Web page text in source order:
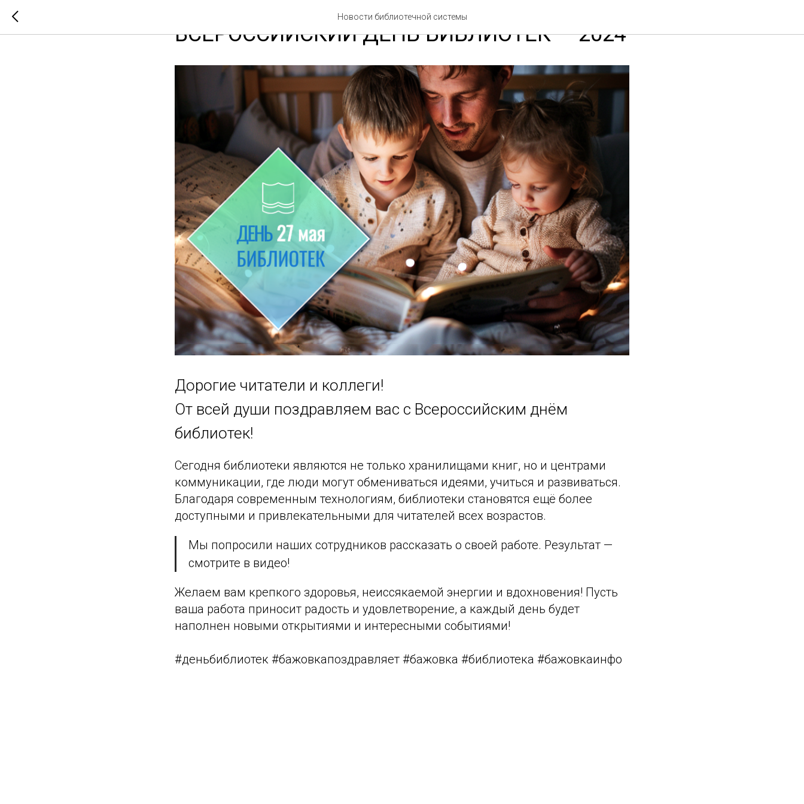
Новости библиотечной системы
ВСЕРОССИЙСКИЙ ДЕНЬ БИБЛИОТЕК — 2024
Дорогие читатели и коллеги!
От всей души поздравляем вас с Всероссийским днём
библиотек!
Сегодня библиотеки являются не только хранилищами книг, но и центрами
коммуникации, где люди могут обмениваться идеями, учиться и развиваться.
Благодаря современным технологиям, библиотеки становятся ещё более
доступными и привлекательными для читателей всех возрастов.
Мы попросили наших сотрудников рассказать о своей работе. Результат —
смотрите в видео!
Желаем вам крепкого здоровья, неиссякаемой энергии и вдохновения! Пусть
ваша работа приносит радость и удовлетворение, а каждый день будет
наполнен новыми открытиями и интересными событиями!
#деньбиблиотек #бажовкапоздравляет #бажовка #библиотека #бажовкаинфо